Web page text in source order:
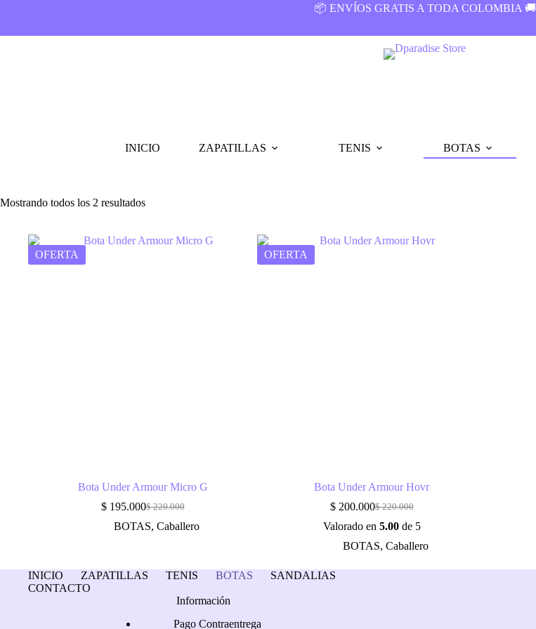
📦 ENVÍOS GRATIS A TODA COLOMBIA 🚚
INICIO ZAPATILLAS TENIS BOTAS
Mostrando todos los 2 resultados
OFERTA
Bota Under Armour Micro G
$220.000
$195.000
BOTAS, Caballero
OFERTA
Bota Under Armour Hovr
$220.000
$200.000
Valorado en 5.00de 5
BOTAS, Caballero
INICIO ZAPATILLAS TENIS BOTAS
SANDALIAS
CONTACTO
Información
Pago Contraentrega